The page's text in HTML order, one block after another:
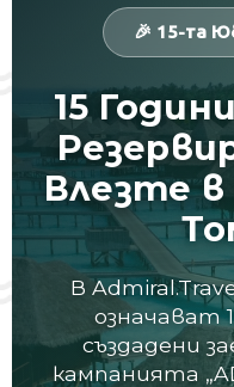
🎉 15-та
15
Влезте
В
означават
създадени
кампанията